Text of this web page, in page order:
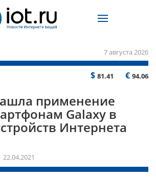
7 августа 2026
$ 81.41 € 94.06
применение
Galaxy в
Интернета